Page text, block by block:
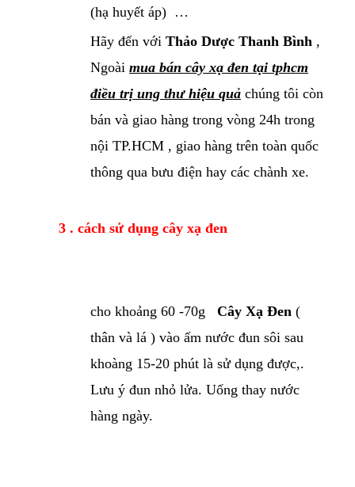
(hạ huyết áp) …
Hãy đến với Thảo Dược Thanh Bình ,
Ngoài mua bán cây xạ đen tại tphcm
điều trị ung thư hiệu quả chúng tôi còn
bán và giao hàng trong vòng 24h trong
nội TP.HCM , giao hàng trên toàn quốc
thông qua bưu điện hay các chành xe.
3 . cách sử dụng cây xạ đen
cho khoảng 60 -70g Cây Xạ Đen (
thân và lá ) vào ấm nước đun sôi sau
khoàng 15-20 phút là sử dụng được,.
Lưu ý đun nhỏ lửa. Uống thay nước
hàng ngày.